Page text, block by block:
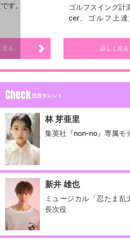
す。
見る
ゴルフスイング計
cer、ゴルフ上達
る、 株式会社テ
との業務提携を
スイング計測器
よびゴルフ上達
リ：エムトレ
ションが「包括業
約」を締結いたし
で、お知らせいた
ントの養成、プ
ンおよびマネージ
ウハウの活用によ
ースリーが提供
詳しく見る
Check注目タレント
林 芽亜里
集英社『non-no』専属モ
新井 雄也
ミュージカル「忍たま
長次役